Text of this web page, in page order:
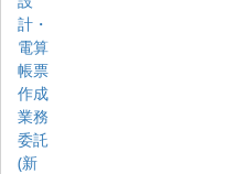
計・
電算
帳票
作成
業務
委託
(新